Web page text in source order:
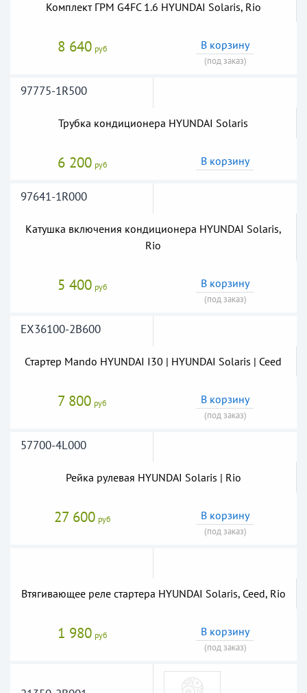
Комплект ГРМ G4FC 1.6 HYUNDAI Solaris, Rio
8 640 руб В корзину
(под заказ)
97775-1R500
Трубка кондиционера HYUNDAI Solaris
6 200 руб В корзину
97641-1R000
Катушка включения кондиционера HYUNDAI Solaris,
Rio
5 400 руб В корзину
(под заказ)
EX36100-2B600
Стартер Mando HYUNDAI I30 | HYUNDAI Solaris | Ceed
7 800 руб В корзину
(под заказ)
57700-4L000
Рейка рулевая HYUNDAI Solaris | Rio
27 600 руб В корзину
(под заказ)
Втягивающее реле стартера HYUNDAI Solaris, Ceed, Rio
1 980 руб В корзину
(под заказ)